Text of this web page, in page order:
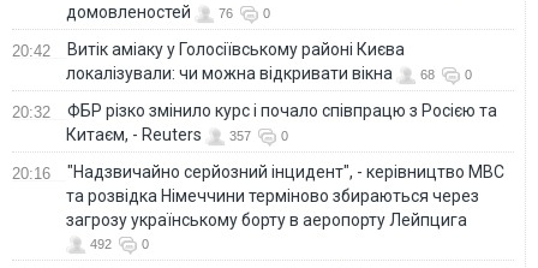
домовленостей
76 0
20:42
Витік аміаку у Голосіївському районі Києва
локалізували: чи можна відкривати вікна
68 0
20:32
ФБР різко змінило курс і почало співпрацю з Росією та
Китаєм, - Reuters
357 0
20:16
"Надзвичайно серйозний інцидент", - керівництво МВС
та розвідка Німеччини терміново збираються через
загрозу українському борту в аеропорту Лейпцига
492 0